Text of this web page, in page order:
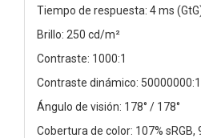
Tiempo de respuesta: 4 ms
Brillo: 250 cd/m²
Contraste: 1000:1
Contraste dinámico: 50000000:1
Ángulo de visión: 178° / 178°
Cobertura de color: 107% sRGB,